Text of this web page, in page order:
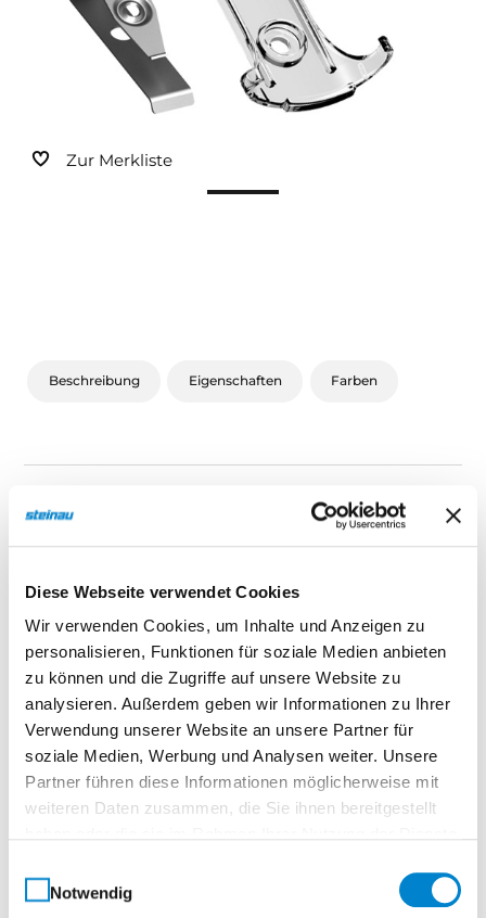
Diese Webseite verwendet Cookies
Wir verwenden Cookies, um Inhalte und Anzeigen zu
personalisieren, Funktionen für soziale Medien anbieten
zu können und die Zugriffe auf unsere Website zu
analysieren. Außerdem geben wir Informationen zu Ihrer
Verwendung unserer Website an unsere Partner für
soziale Medien, Werbung und Analysen weiter. Unsere
Partner führen diese Informationen möglicherweise mit
weiteren Daten zusammen, die Sie ihnen bereitgestellt
Notwendig
Sonnen- und Insektenschutz
Hochwasser­schutz
Zur Merkliste
Beschreibung Eigenschaften Farben
Die steinau Handsenderhalterung ist das ideale
Zubehör für die Handsender HSE 1 S3, HSE 2 S3 und
HSE 4 S3. Mit transparenter Optik und praktischem
Sonnenblendenclip lässt sie sich flexibel im Fahrzeug
oder an der Wand anbringen.
Technische Details
Inklusive Sonnenblendenclip